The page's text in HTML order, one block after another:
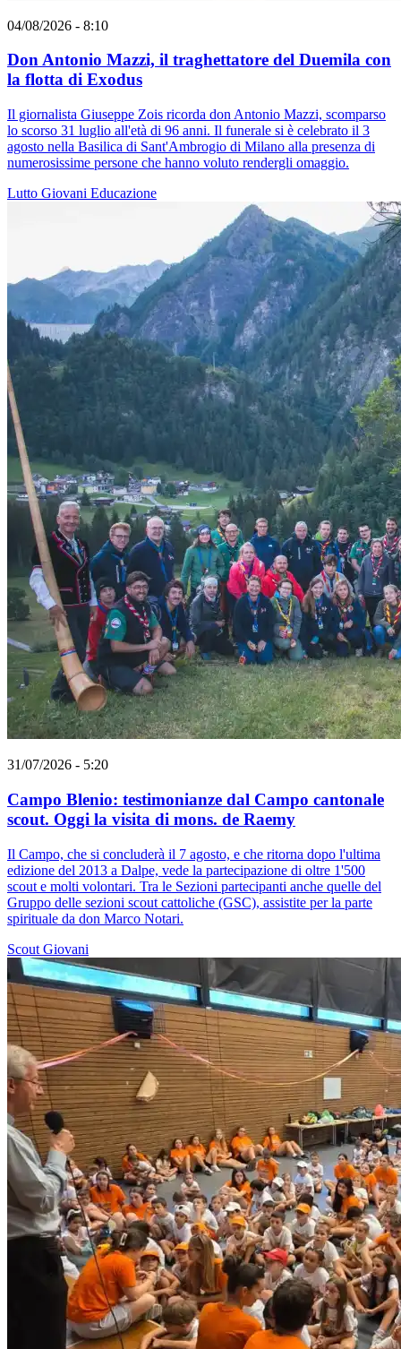
04/08/2026 - 8:10
Don Antonio Mazzi, il traghettatore del Duemila con
la flotta di Exodus
Il giornalista Giuseppe Zois ricorda don Antonio Mazzi, scomparso
lo scorso 31 luglio all'età di 96 anni. Il funerale si è celebrato il 3
agosto nella Basilica di Sant'Ambrogio di Milano alla presenza di
numerosissime persone che hanno voluto rendergli omaggio.
Lutto Giovani Educazione
31/07/2026 - 5:20
Campo Blenio: testimonianze dal Campo cantonale
scout. Oggi la visita di mons. de Raemy
Il Campo, che si concluderà il 7 agosto, e che ritorna dopo l'ultima
edizione del 2013 a Dalpe, vede la partecipazione di oltre 1'500
scout e molti volontari. Tra le Sezioni partecipanti anche quelle del
Gruppo delle sezioni scout cattoliche (GSC), assistite per la parte
spirituale da don Marco Notari.
Scout Giovani